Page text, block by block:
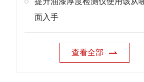
面入手
查看全部